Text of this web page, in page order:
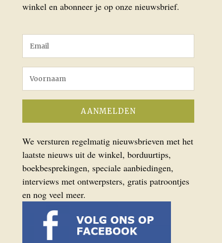
winkel en abonneer je op onze nieuwsbrief.
We versturen regelmatig nieuwsbrieven met het
laatste nieuws uit de winkel, borduurtips,
boekbesprekingen, speciale aanbiedingen,
interviews met ontwerpsters, gratis patroontjes
en nog veel meer.